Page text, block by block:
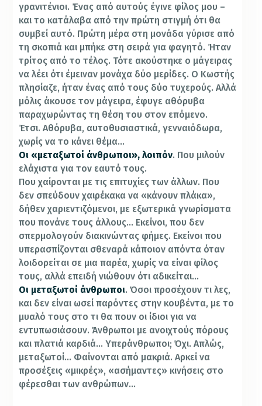
γρανιτένιοι. Ένας από αυτούς έγινε φίλος μου –
και το κατάλαβα από την πρώτη στιγμή ότι θα
συμβεί αυτό. Πρώτη μέρα στη μονάδα γύρισε από
τη σκοπιά και μπήκε στη σειρά για φαγητό. Ήταν
τρίτος από το τέλος. Τότε ακούστηκε ο μάγειρας
να λέει ότι έμειναν μονάχα δύο μερίδες. Ο Κωστής
πλησίαζε, ήταν ένας από τους δύο τυχερούς. Αλλά
μόλις άκουσε τον μάγειρα, έφυγε αθόρυβα
παραχωρώντας τη θέση του στον επόμενο.
Έτσι. Αθόρυβα, αυτοθυσιαστικά, γενναιόδωρα,
χωρίς να το κάνει θέμα…
Οι «μεταξωτοί άνθρωποι», λοιπόν. Που μιλούν
ελάχιστα για τον εαυτό τους.
Που χαίρονται με τις επιτυχίες των άλλων. Που
δεν σπεύδουν χαιρέκακα να «κάνουν πλάκα»,
δήθεν χαριεντιζόμενοι, με εξωτερικά γνωρίσματα
που πονάνε τους άλλους… Εκείνοι, που δεν
σπερμολογούν διακινώντας φήμες. Εκείνοι που
υπερασπίζονται σθεναρά κάποιον απόντα όταν
λοιδορείται σε μια παρέα, χωρίς να είναι φίλος
τους, αλλά επειδή νιώθουν ότι αδικείται…
Οι μεταξωτοί άνθρωποι. Όσοι προσέχουν τι λες,
και δεν είναι ωσεί παρόντες στην κουβέντα, με το
μυαλό τους στο τι θα πουν οι ίδιοι για να
εντυπωσιάσουν. Άνθρωποι με ανοιχτούς πόρους
και πλατιά καρδιά… Υπεράνθρωποι; Όχι. Απλώς,
μεταξωτοί… Φαίνονται από μακριά. Αρκεί να
προσέξεις «μικρές», «ασήμαντες» κινήσεις στο
φέρεσθαι των ανθρώπων…